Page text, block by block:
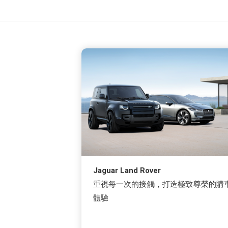
Jaguar Land Rover
重視每一次的接觸，打造極致尊榮的購
體驗